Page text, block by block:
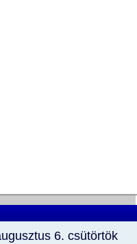
6. csütörtök